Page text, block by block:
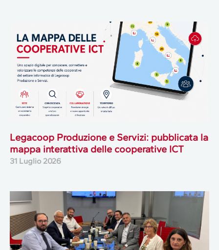
Legacoop Produzione e Servizi: pubblicata la
mappa interattiva delle cooperative ICT
31 Luglio 2026